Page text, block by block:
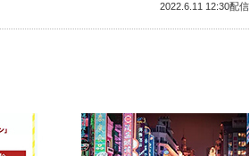
2022.6.11 12:30配信